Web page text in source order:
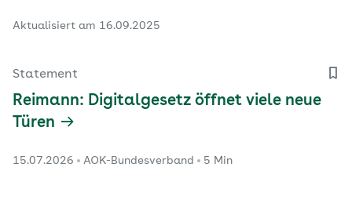
Aktualisiert am 16.09.2025
Statement
Reimann: Digitalgesetz öffnet viele neue
Türen
15.07.2026 AOK-Bundesverband 5 Min